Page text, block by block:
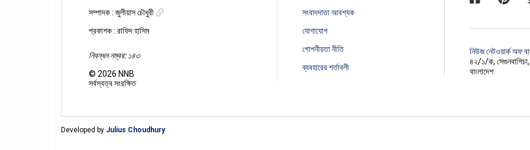
সম্পাদক : জুলীয়াস চৌধুরী
প্রকাশক : রাফিদ হাসিম
নিবন্ধন নম্বর: ১৪৩
© 2026 NNB
সর্বস্বত্ব সংরক্ষিত
সংবাদদাতা আবশ্যক
যোগাযোগ
গোপনীয়তা নীতি
ব্যবহারের শর্তাবলী
নিউজ নেটওয়ার্ক অফ
৪২/১/ক,
বাংলাদেশ
Developed by Julius Choudhury